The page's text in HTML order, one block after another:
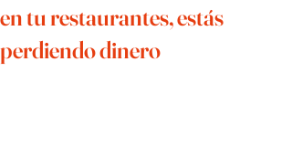
en tu restaurantes, estás
perdiendo dinero